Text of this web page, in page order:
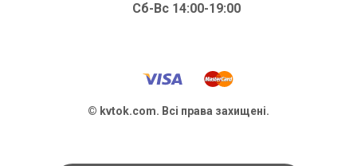
Сб-Вс 14:00-19:00
© kvtok.com. Всі права захищені.